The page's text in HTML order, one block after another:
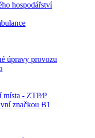
hospodářství
úpravy provozu
- ZTP⁄P
značkou B1